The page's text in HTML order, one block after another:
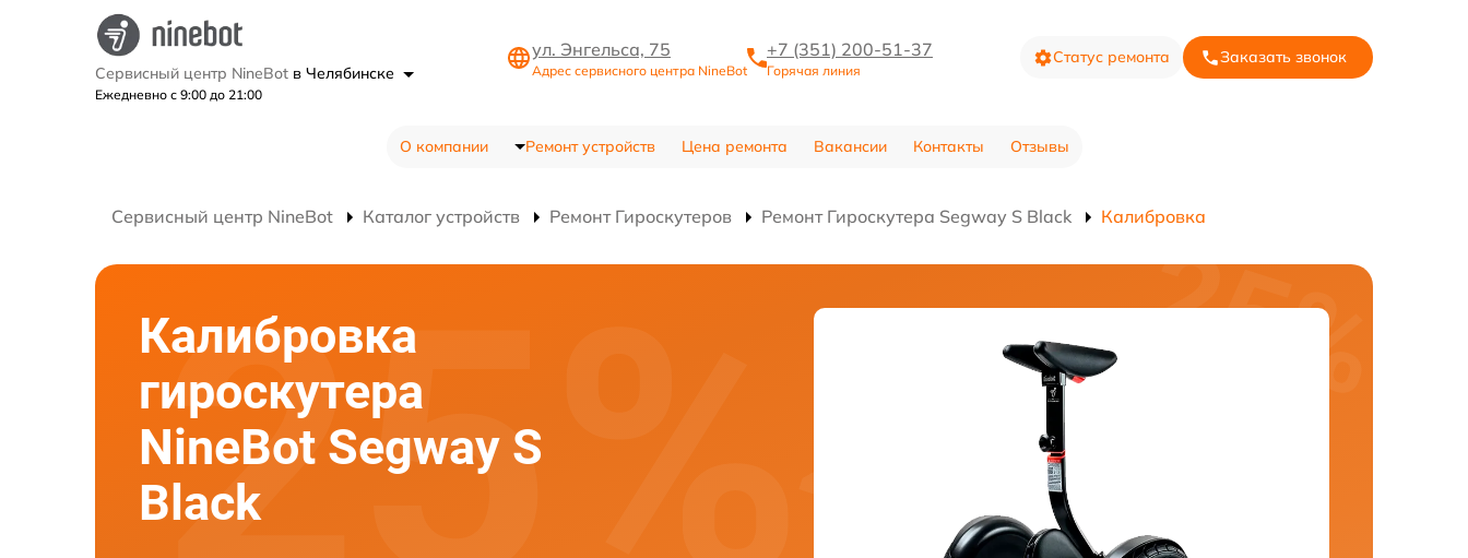
Сервисный центр NineBot в Челябинске
Ежедневно с 9:00 до 21:00
ул. Энгельса, 75
Адрес сервисного центра NineBot
+7 (351) 200-51-37
Горячая линия
Статус ремонта Заказать звонок
О компании Ремонт устройств Цена ремонта Вакансии Контакты Отзывы
Сервисный центр NineBot Каталог устройств Ремонт Гироскутеров Ремонт Гироскутера Segway S Black Калибровка
Калибровка
гироскутера
NineBot Segway S
Black